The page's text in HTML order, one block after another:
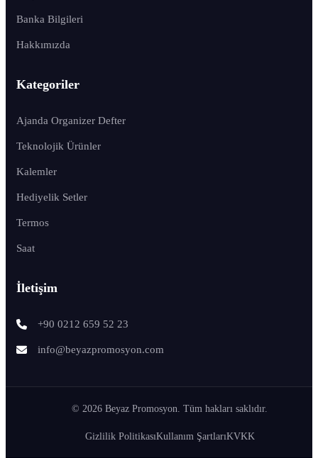
Banka Bilgileri
Hakkımızda
Kategoriler
Ajanda Organizer Defter
Teknolojik Ürünler
Kalemler
Hediyelik Setler
Termos
Saat
İletişim
+90 0212 659 52 23
info@beyazpromosyon.com
© 2026 Beyaz Promosyon. Tüm hakları saklıdır.
Gizlilik PolitikasıKullanım ŞartlarıKVKK